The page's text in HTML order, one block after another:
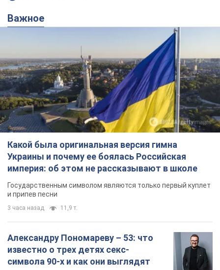
Важное
Какой была оригинальная версия гимна
Украины и почему ее боялась Российская
империя: об этом не рассказывают в школе
Государственным символом являются только первый куплет
и припев песни
3 часа назад 11,9 т.
Александру Пономареву – 53: что
известно о трех детях секс-
символа 90-х и как они выглядят